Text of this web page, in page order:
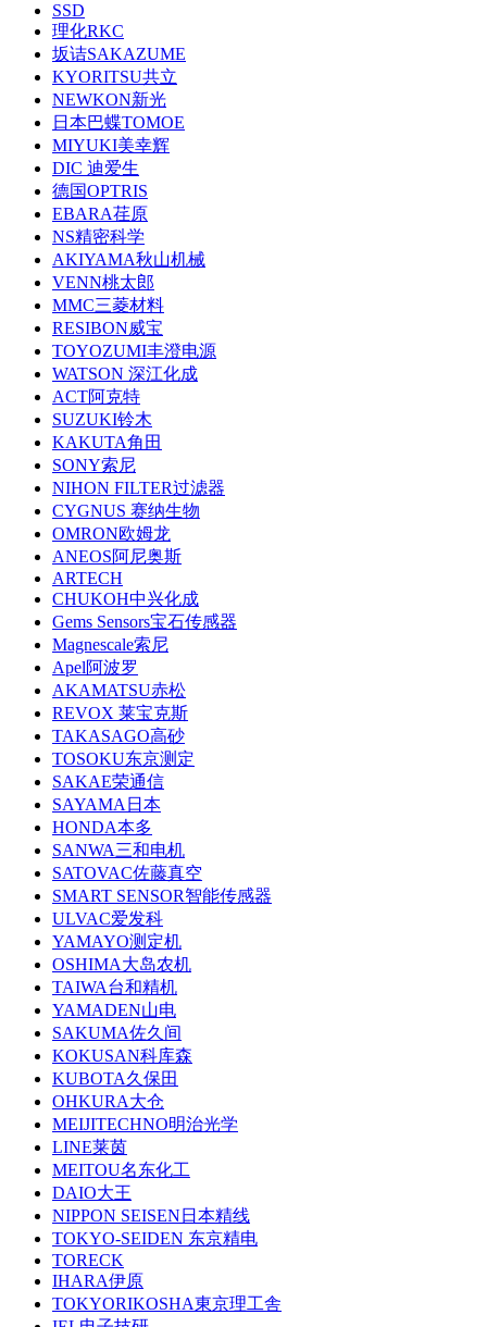
SSD
理化RKC
坂诘SAKAZUME
KYORITSU共立
NEWKON新光
日本巴蝶TOMOE
MIYUKI美幸辉
DIC 迪爱生
德国OPTRIS
EBARA荏原
NS精密科学
AKIYAMA秋山机械
VENN桃太郎
MMC三菱材料
RESIBON威宝
TOYOZUMI丰澄电源
WATSON 深江化成
ACT阿克特
SUZUKI铃木
KAKUTA角田
SONY索尼
NIHON FILTER过滤器
CYGNUS 赛纳生物
OMRON欧姆龙
ANEOS阿尼奥斯
ARTECH
CHUKOH中兴化成
Gems Sensors宝石传感器
Magnescale索尼
Apel阿波罗
AKAMATSU赤松
REVOX 莱宝克斯
TAKASAGO高砂
TOSOKU东京测定
SAKAE荣通信
SAYAMA日本
HONDA本多
SANWA三和电机
SATOVAC佐藤真空
SMART SENSOR智能传感器
ULVAC爱发科
YAMAYO测定机
OSHIMA大岛农机
TAIWA台和精机
YAMADEN山电
SAKUMA佐久间
KOKUSAN科库森
KUBOTA久保田
OHKURA大仓
MEIJITECHNO明治光学
LINE莱茵
MEITOU名东化工
DAIO大王
NIPPON SEISEN日本精线
TOKYO-SEIDEN 东京精电
TORECK
IHARA伊原
TOKYORIKOSHA東京理工舎